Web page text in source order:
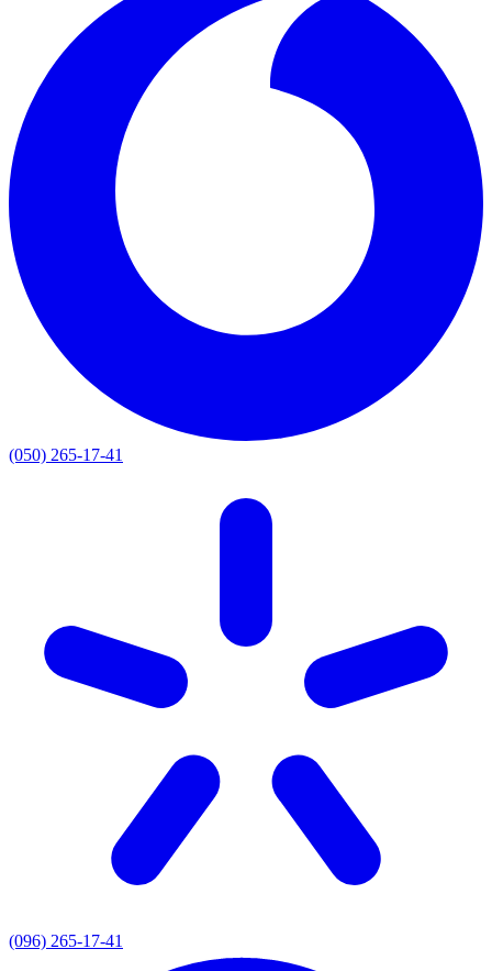
(050) 265-17-41
(096) 265-17-41